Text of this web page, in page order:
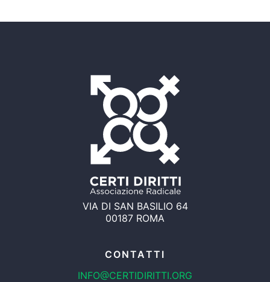
VIA DI SAN BASILIO 64
00187 ROMA
CONTATTI
INFO@CERTIDIRITTI.ORG